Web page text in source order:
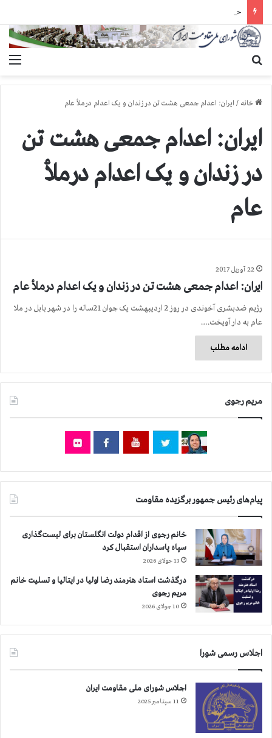
خانه / ایران: اعدام جمعی هشت تن در زندان و یک اعدام درملأ عام
ایران: اعدام جمعی هشت تن
در زندان و یک اعدام درملأ
عام
22 آوریل 2017
ایران: اعدام جمعی هشت تن در زندان و یک اعدام درملأ عام
رژیم ضدبشری آخوندی در روز 2 اردیبهشت یک جوان 21ساله را در شهر بابل در ملا
عام به دار آویخت.…
ادامه مطلب
مریم رجوی
پیام‌های رئیس جمهور برگزیده مقاومت
خانم رجوی از اقدام دولت انگلستان برای لیست‌گذاری
سپاه پاسداران استقبال کرد
13 جولای 2026
درگذشت استاد هنرمند رضا اولیا در ایتالیا و تسلیت خانم
مریم رجوی
10 جولای 2026
اجلاس رسمی شورا
اجلاس شورای ملی مقاومت ایران
11 سپتامبر 2025